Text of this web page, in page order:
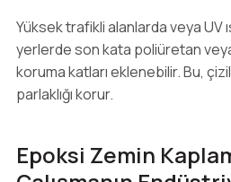
Yüksek trafikli alanlarda veya UV
yerlerde son kata poliüretan
koruma katları eklenebilir. Bu,
parlaklığı korur.
Epoksi Zemin